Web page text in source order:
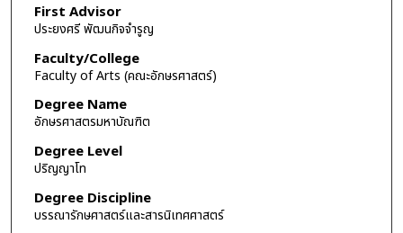
First Advisor
ประยงศรี พัฒนกิจจำรูญ
Faculty/College
Faculty of Arts (คณะอักษรศาสตร์)
Degree Name
อักษรศาสตรมหาบัณฑิต
Degree Level
ปริญญาโท
Degree Discipline
บรรณารักษศาสตร์และสารนิเทศศาสตร์